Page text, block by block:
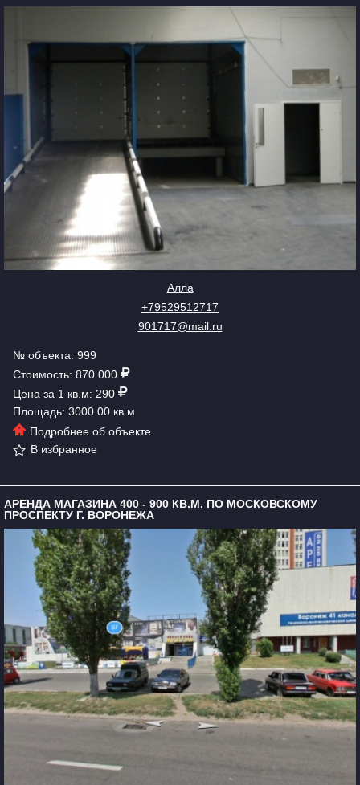
Алла
+79529512717
901717@mail.ru
№ объекта: 999
Стоимость: 870 000
Цена за 1 кв.м: 290
Площадь: 3000.00 кв.м
Подробнее об объекте
В избранное
АРЕНДА МАГАЗИНА 400 - 900 КВ.М. ПО МОСКОВСКОМУ
ПРОСПЕКТУ Г. ВОРОНЕЖА